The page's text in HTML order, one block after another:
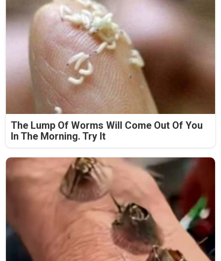
The Lump Of Worms Will Come Out Of You
In The Morning. Try It